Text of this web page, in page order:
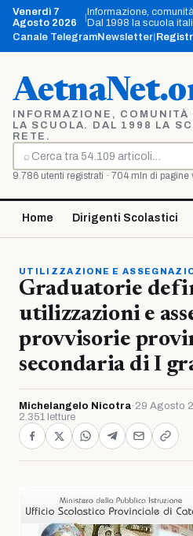
Vai
contenuto
Venerdì 7
Agosto 2026
Informazione,
Dal 1998 la scuola
Canale TelegramNewsletter
INFORMAZIONE,
LA SCUOLA. DAL 1998 LA
RETE.
⌕
Cerca
9.786 utenti registrati · 704 mln di pagine
Home Dirigenti Scolastici
UTILIZZAZIONE E
Graduatorie
utilizzazioni e
provvisorie
secondaria di I
Michelangelo Nicotra· 29 Agosto
2.351 letture